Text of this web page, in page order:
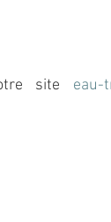
site eau-